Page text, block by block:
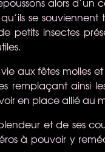
se souviennent
petits insectes
aux fêtes molles
remplaçant ainsi
en place allié au
et de ses
à pouvoir y